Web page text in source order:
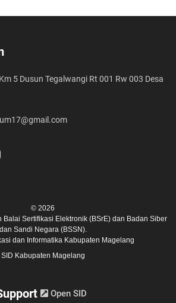
5 Dusun Tegalwangi Rt 001 Rw 003 Desa
© 2026
Balai Sertifikasi Elektronik (BSrE) dan Badan Siber
dan Sandi Negara (BSSN).
dan Informatika Kabupaten Magelang
SID Kabupaten Magelang
Open SID